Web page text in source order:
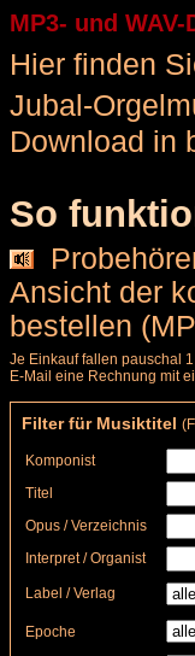
MP3- und
Hier finden
Jubal-
Download in
So
Ansicht der
bestellen
Je Einkauf fallen pauschal
E-Mail eine Rechnung mit
Filter für Musiktitel
Komponist
Titel
Opus / Verzeichnis
Interpret / Organist
Label / Verlag
Epoche